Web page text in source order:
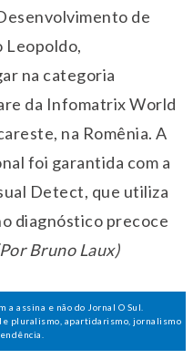
de
Leopoldo,
na categoria
da Infomatrix World
na Romênia. A
foi garantida com a
Detect, que utiliza
diagnóstico precoce
Bruno Laux)
assina e não do Jornal O Sul.
pluralismo, apartidarismo, jornalismo